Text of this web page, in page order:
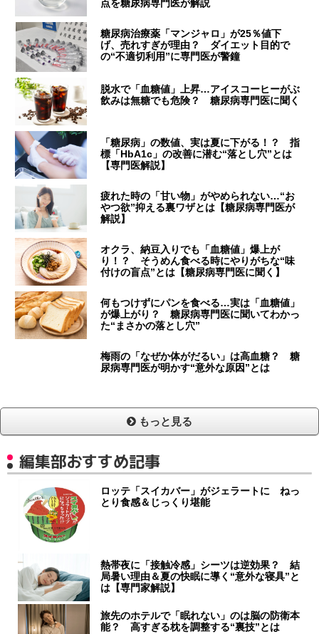
点を糖尿病専門医が解説
糖尿病治療薬「マンジャロ」が25％値下
げ、売れすぎが理由？ ダイエット目的で
の“不適切利用”に専門医が警鐘
脱水で「血糖値」上昇…アイスコーヒーがぶ
飲みは無糖でも危険？ 糖尿病専門医に聞く
「糖尿病」の数値、実は夏に下がる！？ 指
標「HbA1c」の改善に潜む“落とし穴”とは
【専門医解説】
疲れた時の「甘い物」がやめられない…“お
やつ欲”抑える裏ワザとは【糖尿病専門医が
解説】
オクラ、納豆入りでも「血糖値」爆上が
り！？ そうめん食べる時にやりがちな“味
付けの盲点”とは【糖尿病専門医に聞く】
何もつけずにパンを食べる…実は「血糖値」
が爆上がり？ 糖尿病専門医に聞いてわかっ
た“まさかの落とし穴”
梅雨の「なぜか体がだるい」は高血糖？ 糖
尿病専門医が明かす“意外な原因”とは
もっと見る
編集部おすすめ記事
ロッテ「スイカバー」がジェラートに ねっ
とり食感＆じっくり堪能
熱帯夜に「接触冷感」シーツは逆効果？ 結
局暑い理由＆夏の快眠に導く“意外な寝具”と
は【専門家解説】
旅先のホテルで「眠れない」のは脳の防衛本
能？ 高すぎる枕を調整する“裏技”とは